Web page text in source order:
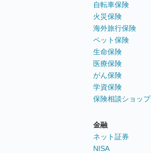
自転車保険
火災保険
海外旅行保険
ペット保険
生命保険
医療保険
がん保険
学資保険
保険相談ショップ
金融
ネット証券
NISA